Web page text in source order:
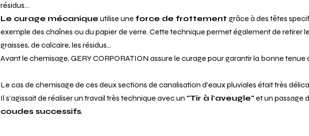
résidus...
Le curage mécanique utilise une force de frottement grâce à des têtes
exemple des chaînes ou du papier de verre. Cette technique permet également de retirer
graisses, de calcaire, les résidus...
Avant le chemisage, GERY CORPORATION assure le curage pour garantir la bonne tenue
Le cas de chemisage de ces deux sections de canalisation d'eaux pluviales était très
Il s'agissait de réaliser un travail très technique avec un "Tir à l'aveugle" et un passage
coudes successifs.